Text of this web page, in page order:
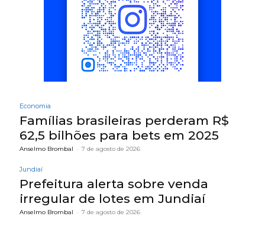
Economia
Famílias brasileiras perderam R$
62,5 bilhões para bets em 2025
Anselmo Brombal - 7 de agosto de 2026
Jundiaí
Prefeitura alerta sobre venda
irregular de lotes em Jundiaí
Anselmo Brombal - 7 de agosto de 2026